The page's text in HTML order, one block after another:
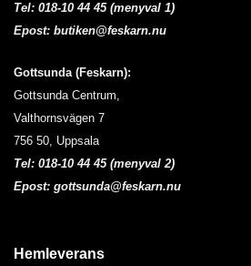
Tel: 018-10 44 45 (menyval 1)
Epost: butiken@feskarn.nu
Gottsunda (Feskarn):
Gottsunda Centrum,
Valthornsvägen 7
756 50, Uppsala
Tel: 018-10 44 45 (menyval 2)
Epost: gottsunda@feskarn.nu
Hemleverans